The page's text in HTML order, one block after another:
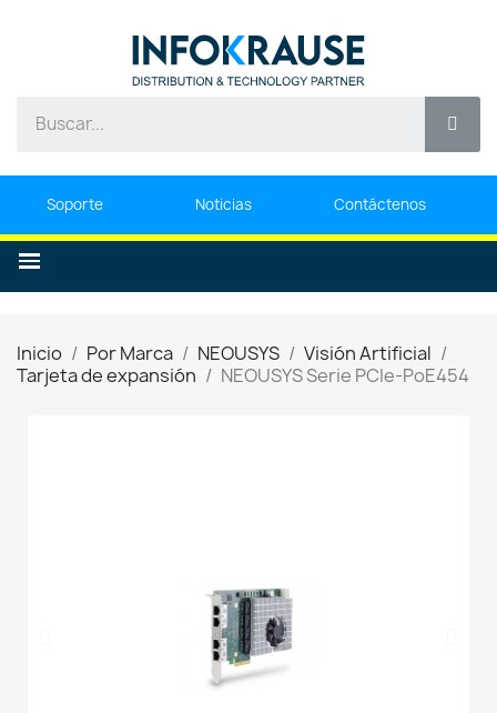
Soporte Noticias Contáctenos
Inicio Por Marca NEOUSYS
Visión Artificial
Tarjeta de expansión
NEOUSYS Serie PCIe-PoE454